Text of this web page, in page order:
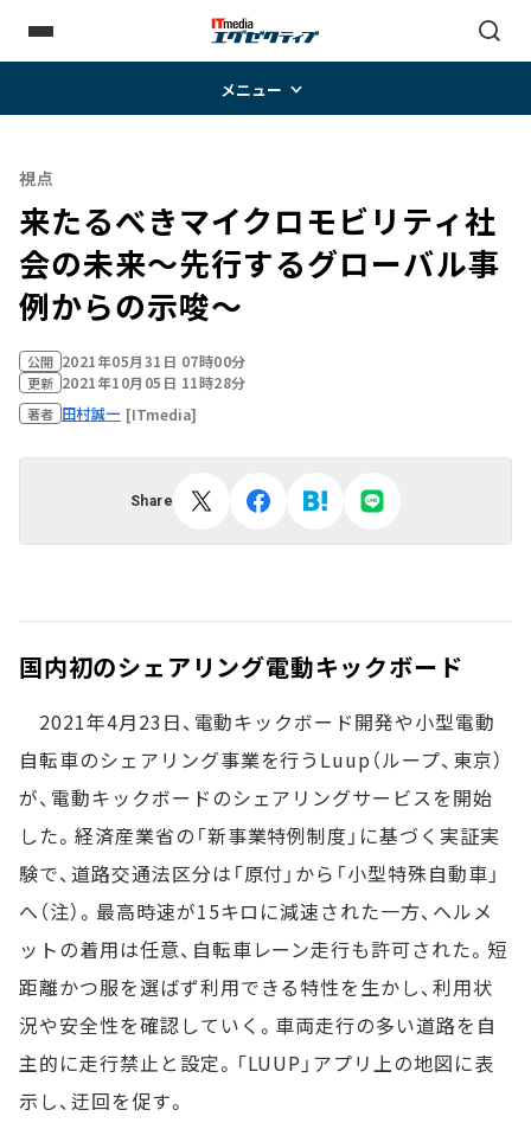
メニュー
視点
来たるべきマイクロモビリティ社
会の未来～先行するグローバル事
例からの示唆～
公開 2021年05月31日 07時00分
更新 2021年10月05日 11時28分
著者 田村誠一 [ITmedia]
Share
国内初のシェアリング電動キックボード
2021年4月23日、電動キックボード開発や小型電動
自転車のシェアリング事業を行うLuup（ループ、東京）
が、電動キックボードのシェアリングサービスを開始
した。経済産業省の「新事業特例制度」に基づく実証実
験で、道路交通法区分は「原付」から「小型特殊自動車」
へ（注）。最高時速が15キロに減速された一方、ヘルメ
ットの着用は任意、自転車レーン走行も許可された。短
距離かつ服を選ばず利用できる特性を生かし、利用状
況や安全性を確認していく。車両走行の多い道路を自
主的に走行禁止と設定。「LUUP」アプリ上の地図に表
示し、迂回を促す。